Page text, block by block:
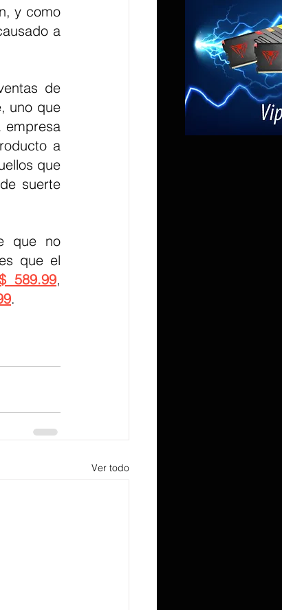
y como
a
de
uno que
empresa
a
que
suerte
que no
que el
589.99,
.
Ver todo